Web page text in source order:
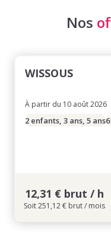
Nos
WISSOUS
À partir du 10 août 2026
2 enfants, 3 ans, 5 ans
12,31 € brut / h
Soit 251,12 € brut / mois